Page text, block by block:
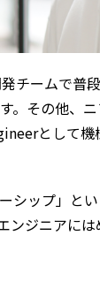
チームで普
。その他、
として
シップ」と
ンジニアに